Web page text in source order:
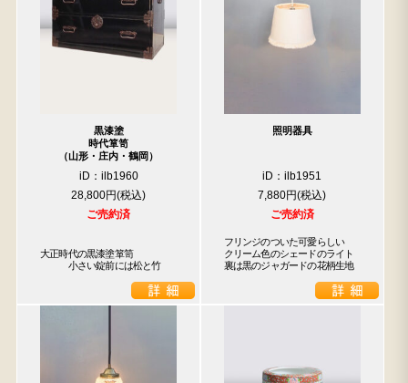
黒漆塗
時代箪笥
（山形・庄内・鶴岡）
iD：ilb1960
28,800円
ご売約済
大正時代の黒漆塗箪笥
小さい錠前には松と竹
照明器具
iD：ilb1951
7,880円
ご売約済
フリンジのついた可愛らしい
クリーム色のシェードのライト
裏は黒のジャガードの花柄生地